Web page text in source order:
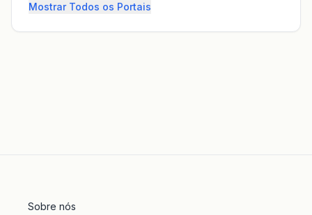
Mostrar Todos os Portais
Sobre nós